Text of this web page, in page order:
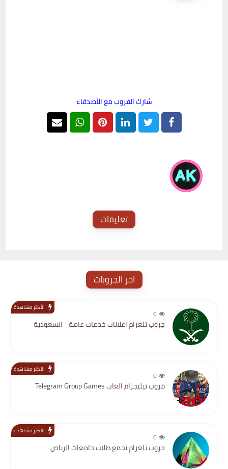
شارك القروب مع الأصدقاء
تعليقات
اخر الجروبات
0
الأكثر مشاهدة
جروب تلغرام اعلانات خدمات عامة - السعودية
0
الأكثر مشاهدة
قروب تيليجرام العاب Telegram Group Games
0
الأكثر مشاهدة
جروب تلغرام تجمع طلاب جامعات الرياض